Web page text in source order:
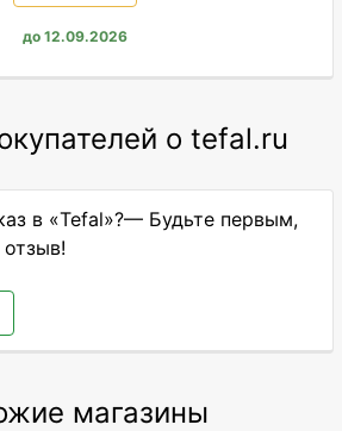
до 12.09.2026
о tefal.ru
в «Tefal»?— Будьте первым,
магазины